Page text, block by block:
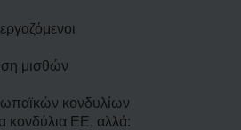
μισθών
κονδυλίων
κονδύλια ΕΕ, αλλά: